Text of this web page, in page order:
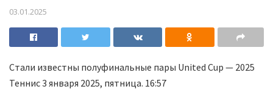
03.01.2025
Стали известны полуфинальные пары United Cup — 2025
Теннис3 января 2025, пятница. 16:57